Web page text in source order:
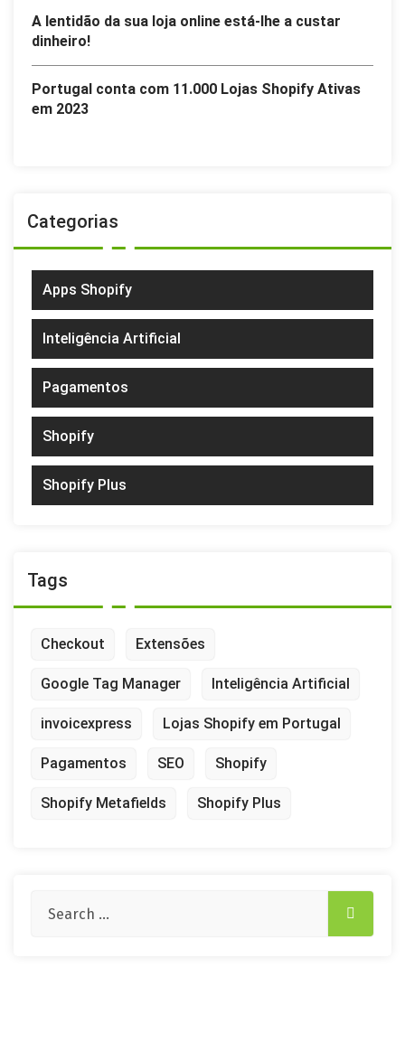
A lentidão da sua loja online está-lhe a custar
dinheiro!
Portugal conta com 11.000 Lojas Shopify Ativas
em 2023
Categorias
Apps Shopify
Inteligência Artificial
Pagamentos
Shopify
Shopify Plus
Tags
Checkout Extensões
Google Tag Manager Inteligência Artificial
invoicexpress Lojas Shopify em Portugal
Pagamentos SEO Shopify
Shopify Metafields Shopify Plus